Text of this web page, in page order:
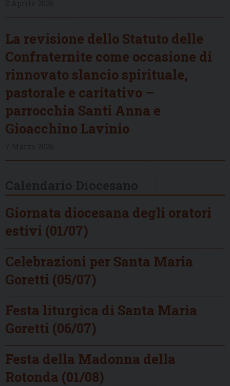
La revisione dello Statuto delle
Confraternite come occasione di
rinnovato slancio spirituale,
pastorale e caritativo –
parrocchia Santi Anna e
Gioacchino Lavinio
Giornata diocesana degli oratori
estivi (01/07)
Celebrazioni per Santa Maria
Goretti (05/07)
Festa liturgica di Santa Maria
Goretti (06/07)
Festa della Madonna della
Rotonda (01/08)